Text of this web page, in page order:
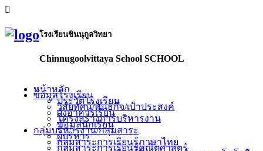
โรงเรียนชินนุกูลวิทยา
Chinnugoolvittaya School SCHOOL
หน้าหลัก
ข้อมูลโรงเรียน
ประวัติโรงเรียน
วิสัยทัศน์/พันธกิจ/เป้าประสงค์
ผังอาคารเรียน
โครงสร้างการบริหารงาน
ข้อมูลนักเรียน
กลุ่มบริหารงาน/กลุ่มสาระ
ผู้บริหาร
กลุ่มสาระการเรียนรู้ภาษาไทย
กลุ่มสาระการเรียนรู้คณิตศาสตร์